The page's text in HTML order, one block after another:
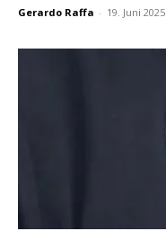
Gerardo Raffa - 19. Juni 2025